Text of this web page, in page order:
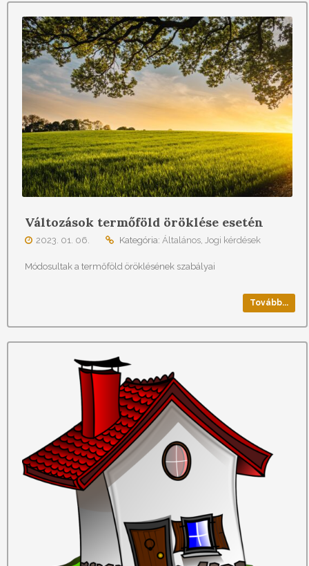
Változások termőföld öröklése esetén
2023. 01. 06. Kategória: Általános, Jogi kérdések
Módosultak a termőföld öröklésének szabályai
Tovább...